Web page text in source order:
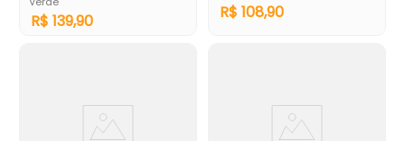
R$ 139,90 R$ 108,90